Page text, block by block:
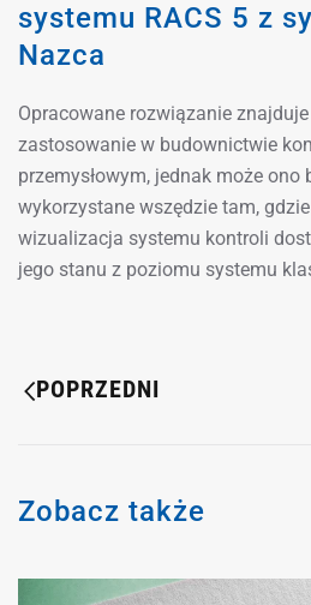
systemu RACS 5 z
Nazca
Opracowane rozwiązanie
zastosowanie w budownictwie
przemysłowym, jednak może ono
wykorzystane wszędzie tam,
wizualizacja systemu kontroli
jego stanu z poziomu systemu
POPRZEDNI
Zobacz także